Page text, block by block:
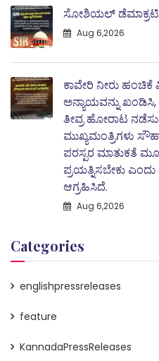
ಸೋಶಿಯಲ್
Aug 6,2026
ಕಾವೇರಿ ನೀರು ಹಂಚಿಕೆ
ಅನ್ಯಾಯವನ್ನು ಖಂಡಿಸಿ,
ತೀವ್ರ ಹೋರಾಟ
ಮುಖ್ಯಮಂತ್ರಿಗಳು
ಪರಸ್ಪರ ಮಾತುಕತೆ
ಪ್ರಯತ್ನಿಸಬೇಕು
ಆಗ್ರಹಿಸಿದೆ.
Aug 6,2026
Categories
englishpressreleases
feature
KannadaPressReleases